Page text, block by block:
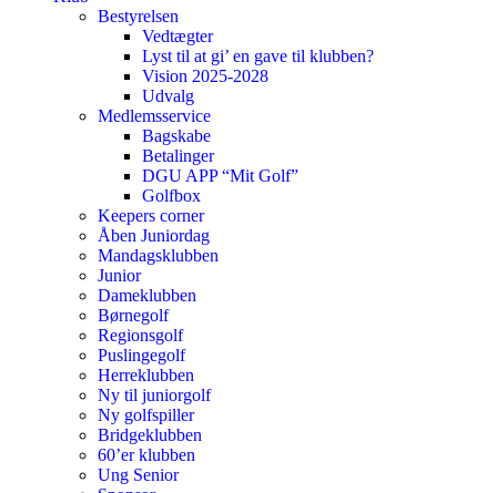
Bestyrelsen
Vedtægter
Lyst til at gi’ en gave til klubben?
Vision 2025-2028
Udvalg
Medlemsservice
Bagskabe
Betalinger
DGU APP “Mit Golf”
Golfbox
Keepers corner
Åben Juniordag
Mandagsklubben
Junior
Dameklubben
Børnegolf
Regionsgolf
Puslingegolf
Herreklubben
Ny til juniorgolf
Ny golfspiller
Bridgeklubben
60’er klubben
Ung Senior